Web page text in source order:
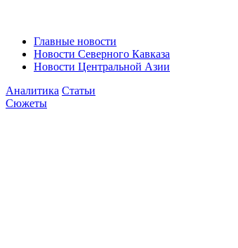
Главные новости
Новости Северного Кавказа
Новости Центральной Азии
Аналитика Статьи
Сюжеты